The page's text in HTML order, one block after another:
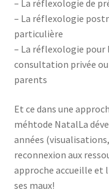
Evénements
Formations Courtes
Contact
Contactez nous
Trouver mon
– La réflexologie de
– La réflexologie
particulière
– La réflexologie pour
consultation privée
parents
Et ce dans une
méhtode NatalLa
années
reconnexion aux
approche accueille et
ses maux!